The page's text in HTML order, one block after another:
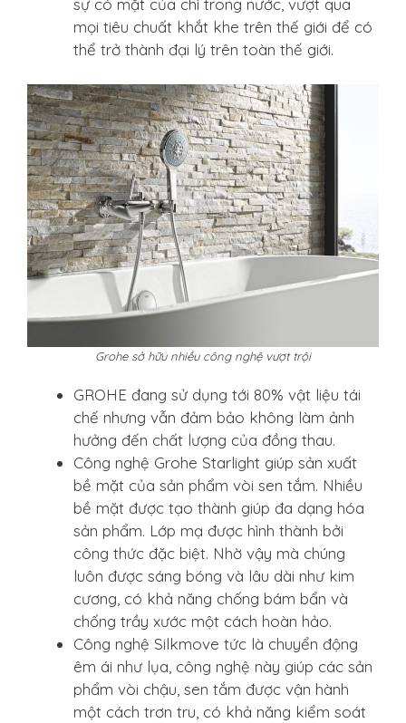
sự có mặt của chì trong nước, vượt qua
mọi tiêu chuất khắt khe trên thế giới để có
thể trở thành đại lý trên toàn thế giới.
Grohe sở hữu nhiều công nghệ vượt trội
GROHE đang sử dụng tới 80% vật liệu tái
chế nhưng vẫn đảm bảo không làm ảnh
hưởng đến chất lượng của đồng thau.
Công nghệ Grohe Starlight giúp sản xuất
bề mặt của sản phẩm vòi sen tắm. Nhiều
bề mặt được tạo thành giúp đa dạng hóa
sản phẩm. Lớp mạ được hình thành bởi
công thức đặc biệt. Nhờ vậy mà chúng
luôn được sáng bóng và lâu dài như kim
cương, có khả năng chống bám bẩn và
chống trầy xước một cách hoàn hảo.
Công nghệ Silkmove tức là chuyển động
êm ái như lụa, công nghệ này giúp các sản
phẩm vòi chậu, sen tắm được vận hành
một cách trơn tru, có khả năng kiểm soát